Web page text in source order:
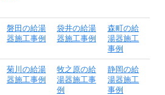
磐田の給湯
器施工事例
袋井の給湯
器施工事例
森町の給
湯器施工
事例
菊川の給湯
器施工事例
牧之原の給
湯器施工事
例
静岡の給
湯器施工
事例